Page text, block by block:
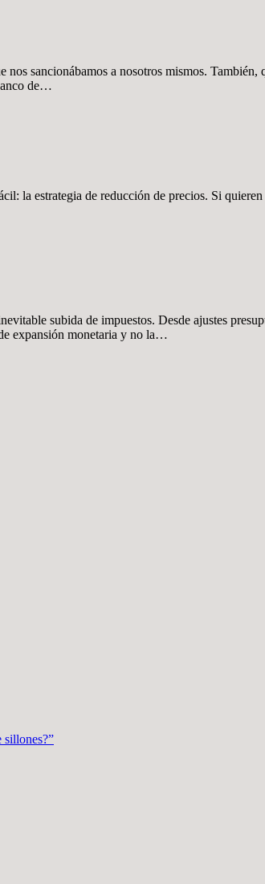
sancionábamos a nosotros mismos.
de…
la estrategia de reducción de precios. Si
subida de impuestos. Desde ajustes
expansión monetaria y no la…
sillones?”